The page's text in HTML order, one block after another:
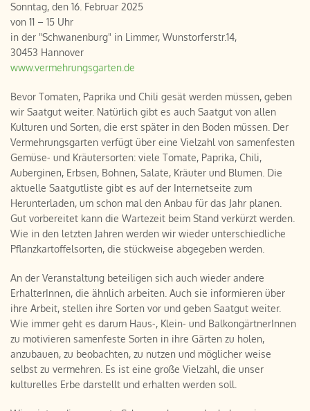
Sonntag, den 16. Februar 2025
von 11 – 15 Uhr
in der "Schwanenburg" in Limmer, Wunstorferstr.14,
30453 Hannover
www.vermehrungsgarten.de
Bevor Tomaten, Paprika und Chili gesät werden müssen, geben
wir Saatgut weiter. Natürlich gibt es auch Saatgut von allen
Kulturen und Sorten, die erst später in den Boden müssen. Der
Vermehrungsgarten verfügt über eine Vielzahl von samenfesten
Gemüse- und Kräutersorten: viele Tomate, Paprika, Chili,
Auberginen, Erbsen, Bohnen, Salate, Kräuter und Blumen. Die
aktuelle Saatgutliste gibt es auf der Internetseite zum
Herunterladen, um schon mal den Anbau für das Jahr planen.
Gut vorbereitet kann die Wartezeit beim Stand verkürzt werden.
Wie in den letzten Jahren werden wir wieder unterschiedliche
Pflanzkartoffelsorten, die stückweise abgegeben werden.
An der Veranstaltung beteiligen sich auch wieder andere
ErhalterInnen, die ähnlich arbeiten. Auch sie informieren über
ihre Arbeit, stellen ihre Sorten vor und geben Saatgut weiter.
Wie immer geht es darum Haus-, Klein- und BalkongärtnerInnen
zu motivieren samenfeste Sorten in ihre Gärten zu holen,
anzubauen, zu beobachten, zu nutzen und möglicher weise
selbst zu vermehren. Es ist eine große Vielzahl, die unser
kulturelles Erbe darstellt und erhalten werden soll.